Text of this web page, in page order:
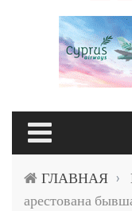
ГЛАВНАЯ ›
арестована